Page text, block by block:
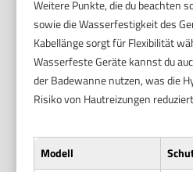
Weitere Punkte, die du beachten
sowie die Wasserfestigkeit des
Kabellänge sorgt für Flexibilität
Wasserfeste Geräte kannst du
der Badewanne nutzen, was die
Risiko von Hautreizungen
Modell